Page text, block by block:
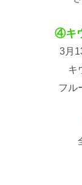
④キ
3月
キ
フル